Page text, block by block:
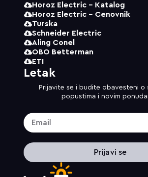
Horoz Electric - Katalog
Horoz Electric - Cenovnik
Turska
Schneider Electric
Aling Conel
OBO Betterman
ETI
Letak
Prijavite se i budite obavesteni o
popustima i novim
Prijavi se